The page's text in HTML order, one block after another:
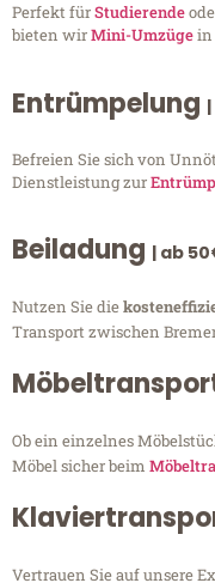
Perfekt fürStudierende
bieten wirMini-Umzügein
Entrümpelung
Befreien Sie sich von
Dienstleistung zur
Beiladung | ab
Nutzen Sie die
Transport zwischen
Ob ein einzelnes
Möbel sicher beim
Vertrauen Sie auf unsere